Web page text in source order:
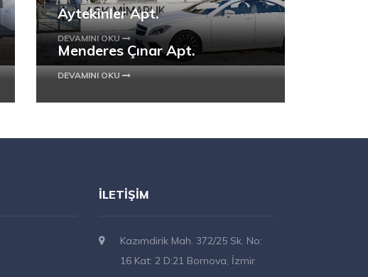
Aytekinler Apt.
DEVAMINI OKU
Menderes Çınar Apt.
DEVAMINI OKU
İLETIŞIM
Kazımdirik Mah. 372/25 Sk. No:
16 Kat: 2 D:21 Bornova, İzmir